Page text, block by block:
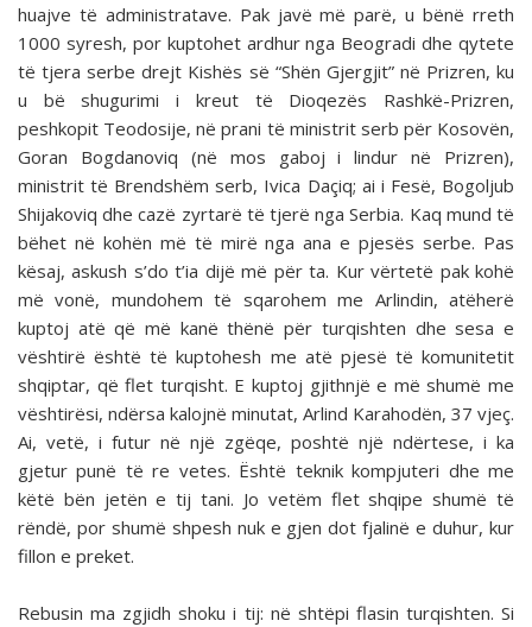
huajve të administratave. Pak javë më parë, u bënë rreth
1000 syresh, por kuptohet ardhur nga Beogradi dhe qytete
të tjera serbe drejt Kishës së “Shën Gjergjit” në Prizren, ku
u bë shugurimi i kreut të Dioqezës Rashkë-Prizren,
peshkopit Teodosije, në prani të ministrit serb për Kosovën,
Goran Bogdanoviq (në mos gaboj i lindur në Prizren),
ministrit të Brendshëm serb, Ivica Daçiq; ai i Fesë, Bogoljub
Shijakoviq dhe cazë zyrtarë të tjerë nga Serbia. Kaq mund të
bëhet në kohën më të mirë nga ana e pjesës serbe. Pas
kësaj, askush s’do t’ia dijë më për ta. Kur vërtetë pak kohë
më vonë, mundohem të sqarohem me Arlindin, atëherë
kuptoj atë që më kanë thënë për turqishten dhe sesa e
vështirë është të kuptohesh me atë pjesë të komunitetit
shqiptar, që flet turqisht. E kuptoj gjithnjë e më shumë me
vështirësi, ndërsa kalojnë minutat, Arlind Karahodën, 37 vjeç.
Ai, vetë, i futur në një zgëqe, poshtë një ndërtese, i ka
gjetur punë të re vetes. Është teknik kompjuteri dhe me
këtë bën jetën e tij tani. Jo vetëm flet shqipe shumë të
rëndë, por shumë shpesh nuk e gjen dot fjalinë e duhur, kur
fillon e preket.
Rebusin ma zgjidh shoku i tij: në shtëpi flasin turqishten. Si